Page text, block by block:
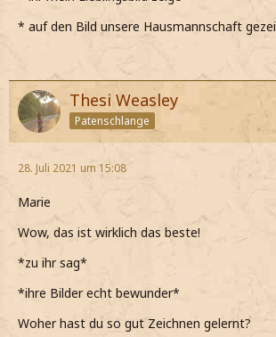
* auf den Bild unsere Hausmannschaft
Thesi Weasley
Patenschlange
28. Juli 2021 um 15:08
Marie
Wow, das ist wirklich das beste!
*zu ihr sag*
*ihre Bilder echt bewunder*
Woher hast du so gut Zeichnen gelernt?